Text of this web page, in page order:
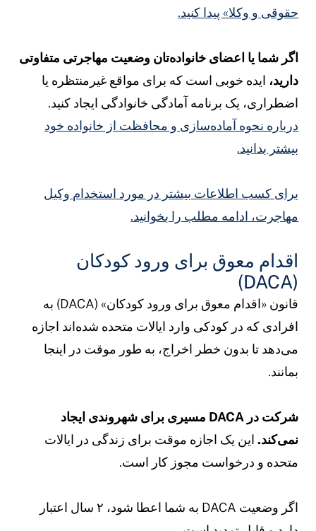
حقوقی و وکلا» پیدا کنید.
اگر شما یا اعضای خانواده‌تان وضعیت مهاجرتی متفاوتی
دارید،ایده خوبی است که برای مواقع غیرمنتظره یا
اضطراری، یک برنامه آمادگی خانوادگی ایجاد کنید.
درباره نحوه آماده‌سازی و محافظت از خانواده خود
بیشتر بدانید.
برای کسب اطلاعات بیشتر در مورد استخدام وکیل
مهاجرت، ادامه مطلب را بخوانید.
اقدام معوق برای ورود کودکان
قانون «اقدام معوق برای ورود کودکان» (DACA) به
افرادی که در کودکی وارد ایالات متحده شده‌اند اجازه
می‌دهد تا بدون خطر اخراج، به طور موقت در اینجا
بمانند.
شرکت در DACA مسیری برای شهروندی ایجاد
نمی‌کند.این یک اجازه موقت برای زندگی در ایالات
متحده و درخواست مجوز کار است.
اگر وضعیت DACA به شما اعطا شود، ۲ سال اعتبار